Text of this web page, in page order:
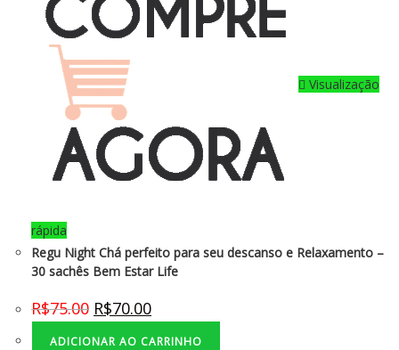
Visualização
rápida
Regu Night Chá perfeito para seu descanso e Relaxamento –
30 sachês Bem Estar Life
R$75.00 R$70.00
ADICIONAR AO CARRINHO